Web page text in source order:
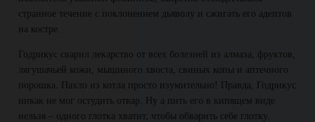
странное течение с поклонением дьяволу и сжигать его адептов
на костре.
Годрикус сварил лекарство от всех болезней из алмаза, фруктов,
лягушачьей кожи, мышиного хвоста, свиных копы и аптечного
порошка. Пахло из котла просто изумительно! Правда, Годрикус
никак не мог остудить отвар. Ну а пить его в кипящем виде
нельзя – одного глотка хватит, чтобы обварить себе глотку.